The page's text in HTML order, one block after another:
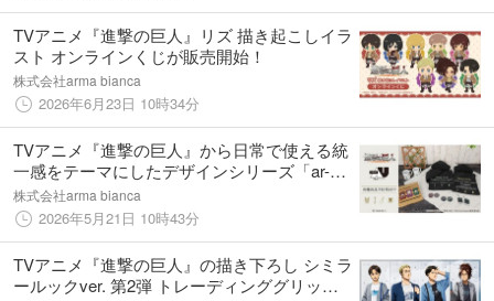
TVアニメ『進撃の巨人』リズ 描き起こしイラ
スト オンラインくじが販売開始！
株式会社arma bianca
2026年6月23日 10時34分
TVアニメ『進撃の巨人』から日常で使える統
一感をテーマにしたデザインシリーズ「ar-
Unity」のアイテムの受注を開始！！アニメ・
漫画のオリジナルグッズを販売する
「AMNIBUS」にて
株式会社arma bianca
2026年5月21日 10時43分
TVアニメ『進撃の巨人』の描き下ろし シミラ
ールックver. 第2弾 トレーディンググリッタ